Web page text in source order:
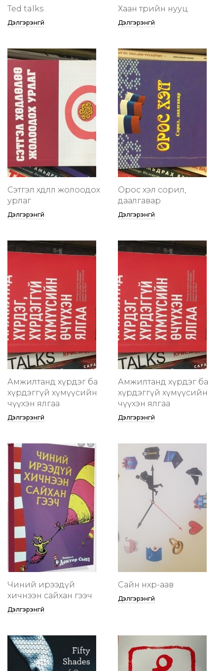
Ted talks
Дэлгэрэнгүй
Хаан төрийн нууц
Дэлгэрэнгүй
Сэтгэл хөдлөлөө жолоодох
урлаг
Дэлгэрэнгүй
Орос хэл сорил,
даалгавар
Дэлгэрэнгүй
Амжилтанд хүрдэг ба
хүрдэггүй хүмүүсийн
өчүүхэн ялгаа
Дэлгэрэнгүй
Амжилтанд хүрдэг ба
хүрдэггүй хүмүүсийн
өчүүхэн ялгаа
Дэлгэрэнгүй
Чиний ирээдүй
хичнээн сайхан гээч
Дэлгэрэнгүй
Сайн нөхөр-аав
Дэлгэрэнгүй